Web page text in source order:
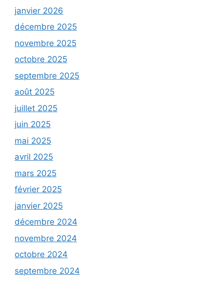
janvier 2026
décembre 2025
novembre 2025
octobre 2025
septembre 2025
août 2025
juillet 2025
juin 2025
mai 2025
avril 2025
mars 2025
février 2025
janvier 2025
décembre 2024
novembre 2024
octobre 2024
septembre 2024